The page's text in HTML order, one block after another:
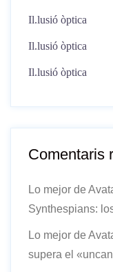
Il.lusió òptica
Il.lusió òptica
Il.lusió òptica
Comentaris
Lo mejor de
Synthespians:
Lo mejor de
supera el